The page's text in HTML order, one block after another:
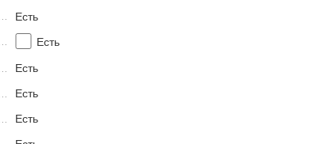
Есть
Есть
Есть
Есть
Есть